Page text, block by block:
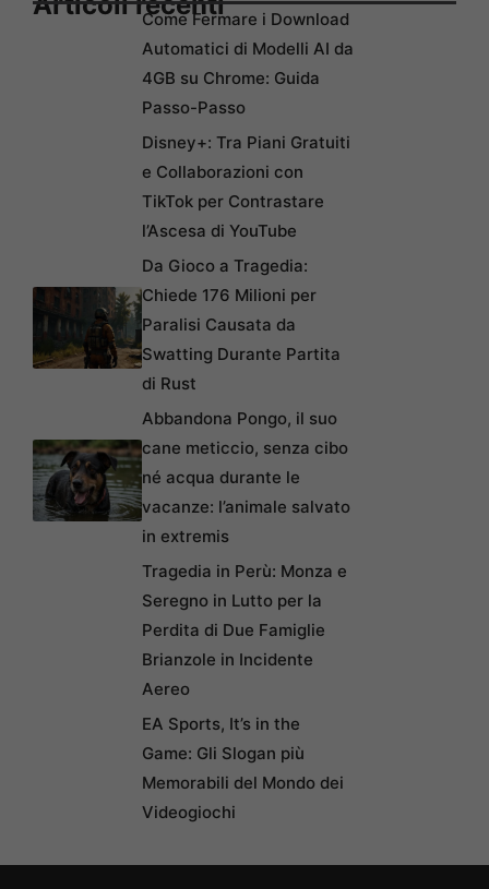
Come Fermare i Download
Automatici di Modelli AI da
4GB su Chrome: Guida
Passo-Passo
Disney+: Tra Piani Gratuiti
e Collaborazioni con
TikTok per Contrastare
l’Ascesa di YouTube
Da Gioco a Tragedia:
Chiede 176 Milioni per
Paralisi Causata da
Swatting Durante Partita
di Rust
Abbandona Pongo, il suo
cane meticcio, senza cibo
né acqua durante le
vacanze: l’animale salvato
in extremis
Tragedia in Perù: Monza e
Seregno in Lutto per la
Perdita di Due Famiglie
Brianzole in Incidente
Aereo
EA Sports, It’s in the
Game: Gli Slogan più
Memorabili del Mondo dei
Videogiochi